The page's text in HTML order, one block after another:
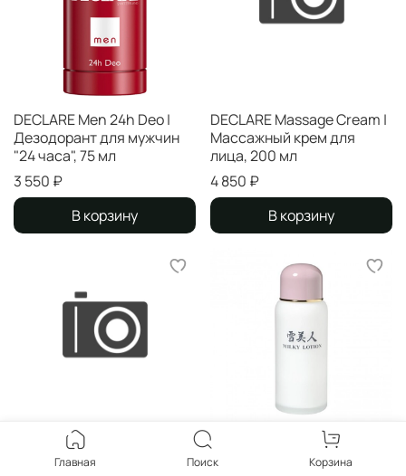
DECLARE Men 24h Deo |
Дезодорант для мужчин
"24 часа", 75 мл
3 550 ₽
В корзину
DECLARE Massage Cream |
Массажный крем для
лица, 200 мл
4 850 ₽
В корзину
DECLARE Transport Fluid |
Массажная эмульсия-
JUKOHBI Эмульсия для
тела "Milky Lotion"
Главная Поиск Корзина